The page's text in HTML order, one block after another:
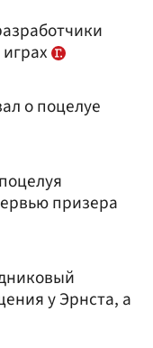
о поцелуе
призера
у Эрнста, а